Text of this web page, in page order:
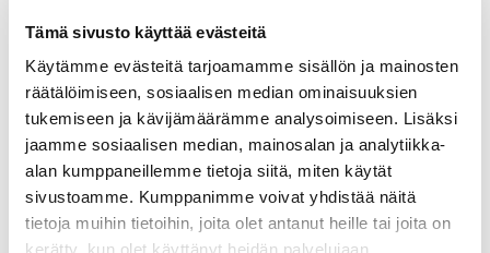
Tämä sivusto käyttää evästeitä
Käytämme evästeitä tarjoamamme sisällön ja mainosten
räätälöimiseen, sosiaalisen median ominaisuuksien
tukemiseen ja kävijämäärämme analysoimiseen. Lisäksi
jaamme sosiaalisen median, mainosalan ja analytiikka-
alan kumppaneillemme tietoja siitä, miten käytät
sivustoamme. Kumppanimme voivat yhdistää näitä
tietoja muihin tietoihin, joita olet antanut heille tai joita on
kerätty, kun olet käyttänyt heidän palvelujaan.
“Ikävimpiä ovat tapaukset, joissa puutteet liittyvät
suoraan käyttöturvallisuuteen kuten tulisijoista
alkaneisiin tulipaloihin. Tavarantarkastajan arvio
syttymissyystä voi olla ratkaiseva vakuutus- ja
korvausasioissa”, Harju sanoo.
Keskuskauppapamarin hyväksymät tavarantarkastajat